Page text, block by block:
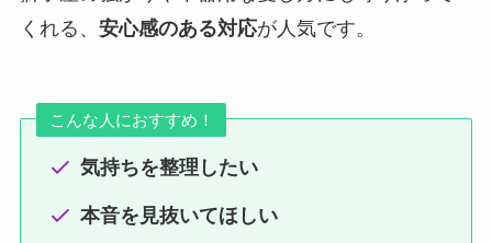
くれる、 安心感のある対応が人気です。
こんな人におすすめ！
気持ちを整理したい
本音を見抜いてほしい